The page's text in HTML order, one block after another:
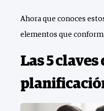
Ahora que conoces
elementos que
Las 5 claves